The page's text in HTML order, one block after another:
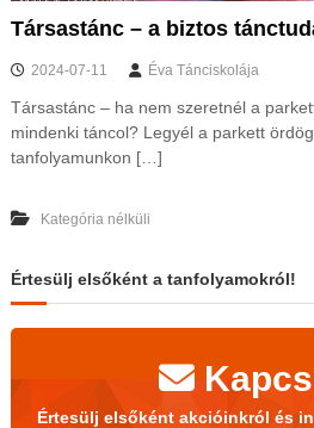
Társastánc – a biztos
2024-07-11 Éva Tánciskolája
Társastánc – ha nem szeretnél a
mindenki táncol? Legyél a parkett
tanfolyamunkon […]
Kategória nélküli
Értesülj elsőként a tanfolyamokról!
Értesülj elsőként akcióinkról és